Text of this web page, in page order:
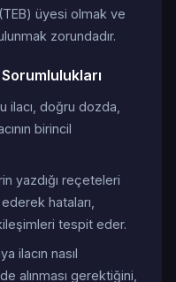
üyesi olmak ve
zorundadır.
ilacı, doğru dozda,
birincil
yazdığı reçeteleri
hataları,
tespit eder.
ilacın nasıl
alınması gerektiğini,